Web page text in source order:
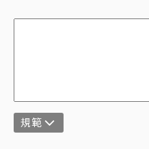
規範